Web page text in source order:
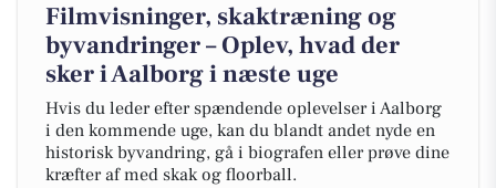
Filmvisninger, skaktræning og
byvandringer – Oplev, hvad der
sker i Aalborg i næste uge
Hvis du leder efter spændende oplevelser i Aalborg
i den kommende uge, kan du blandt andet nyde en
historisk byvandring, gå i biografen eller prøve dine
kræfter af med skak og floorball.